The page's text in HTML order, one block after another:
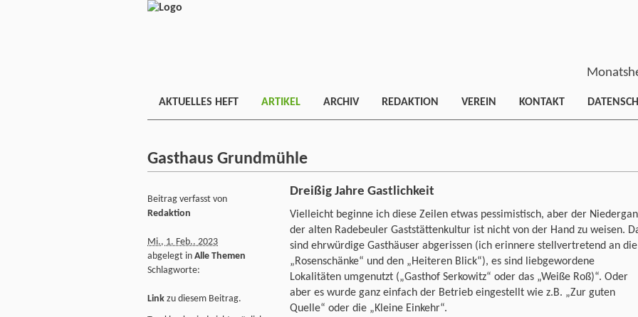
AKTUELLES HEFT ARTIKEL ARCHIV REDAKTION VEREIN KONTAKT
Gasthaus Grundmühle
Dreißig Jahre Gastlichkeit
Vielleicht beginne ich diese Zeilen etwas pessimistisch, aber der
der alten Radebeuler Gaststättenkultur ist nicht von der Hand zu weisen.
sind ehrwürdige Gasthäuser abgerissen (ich erinnere stellvertretend an die
„Rosenschänke“ und den „Heiteren Blick“), es sind liebgewordene
Lokalitäten umgenutzt („Gasthof Serkowitz“ oder das „Weiße Roß)“. Oder
aber es wurde ganz einfach der Betrieb eingestellt wie z.B. „Zur guten
Quelle“ oder die „Kleine Einkehr“.
Beitrag verfasst von
Redaktion
Mi., 1. Feb.. 2023
abgelegt in Alle Themen
Schlagworte:
Link zu diesem Beitrag.